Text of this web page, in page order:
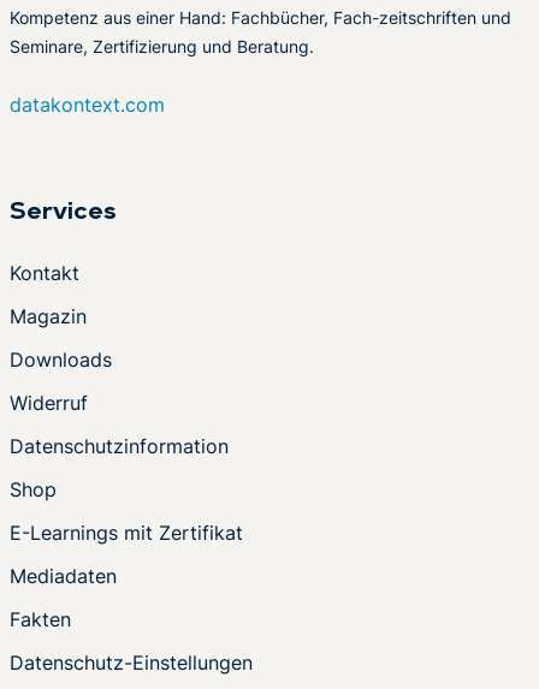
Kompetenz aus einer Hand: Fachbücher, Fach-zeitschriften und
Seminare, Zertifizierung und Beratung.
datakontext.com
Services
Kontakt
Magazin
Downloads
Widerruf
Datenschutzinformation
Shop
E-Learnings mit Zertifikat
Mediadaten
Fakten
Datenschutz-Einstellungen